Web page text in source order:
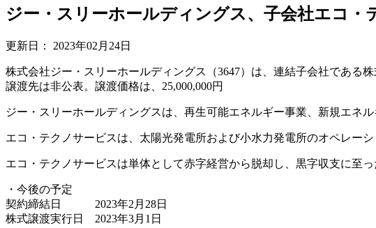
ジー・スリーホールディングス、子会社エコ・
更新日： 2023年02月24日
株式会社ジー・スリーホールディングス（3647）は、連結子会社である
譲渡先は非公表。譲渡価格は、25,000,000円
ジー・スリーホールディングスは、再生可能エネルギー事業、新規エネ
エコ・テクノサービスは、太陽光発電所および小水力発電所のオペレー
エコ・テクノサービスは単体として赤字経営から脱却し、黒字収支に至
・今後の予定
契約締結日 2023年2月28日
株式譲渡実行日 2023年3月1日